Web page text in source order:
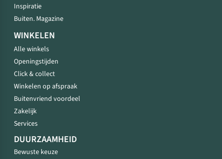
Inspiratie
Buiten. Magazine
WINKELEN
Alle winkels
Openingstijden
Click & collect
Winkelen op afspraak
Buitenvriend voordeel
Zakelijk
Services
DUURZAAMHEID
Bewuste keuze